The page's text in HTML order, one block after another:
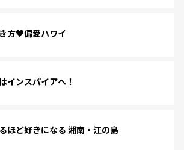
方♥偏愛ハワイ
インスパイアへ！
ほど好きになる 湘南・江の島